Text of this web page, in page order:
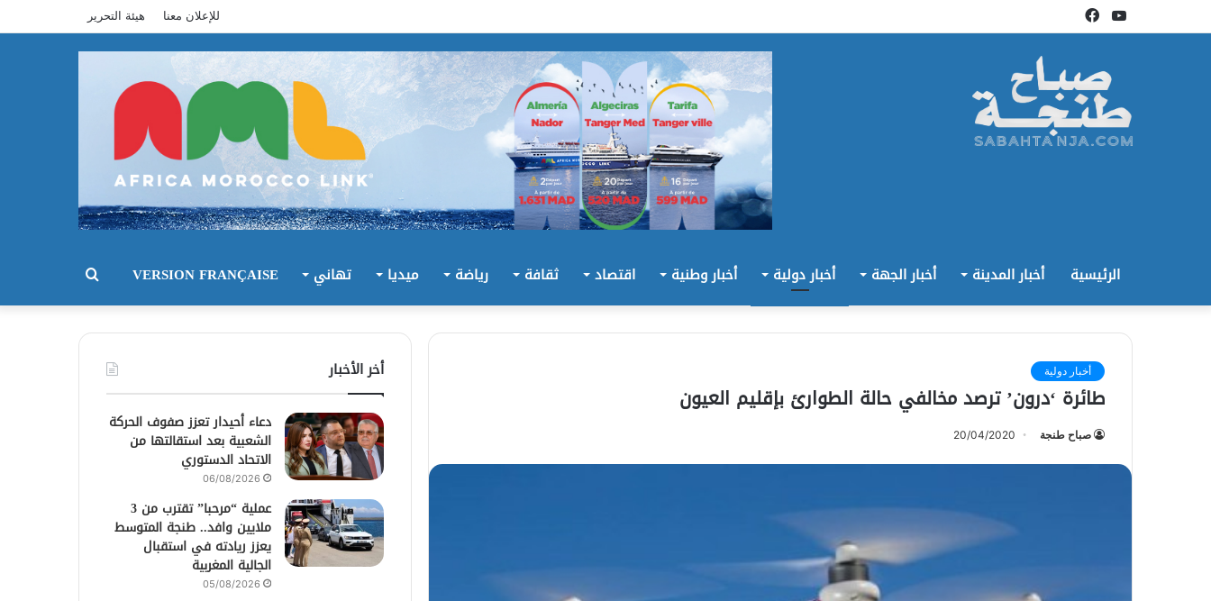
فيسبوكيوتيوب للإعلان معنا هيئة التحرير
الرئيسية أخبار المدينة أخبار الجهة أخبار دولية أخبار وطنية اقتصاد ثقافة رياضة ميديا تهاني VERSION FRANÇAISE بحث
أخبار دولية
طائرة ‘درون’ ترصد مخالفي حالة الطوارئ بإقليم العيون
صباح طنجة 20/04/2020
أخر الأخبار
دعاء أحيدار تعزز صفوف الحركة
الشعبية بعد استقالتها من
الاتحاد الدستوري
06/08/2026
عملية “مرحبا” تقترب من 3
ملايين وافد.. طنجة المتوسط
يعزز ريادته في استقبال
الجالية المغربية
05/08/2026